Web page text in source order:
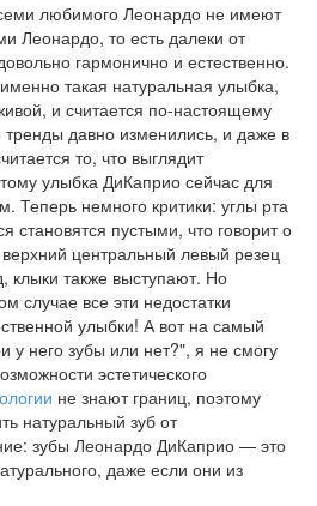
любимого Леонардо не имеют
Леонардо, то есть далеки от
гармонично и естественно.
такая натуральная улыбка,
и считается по-настоящему
тренды давно изменились, и даже в
то, что выглядит
улыбка ДиКаприо сейчас для
Теперь немного критики: углы рта
становятся пустыми, что говорит о
центральный левый резец
клыки также выступают. Но
случае все эти недостатки
улыбки! А вот на самый
у него зубы или нет?", я не смогу
эстетического
не знают границ, поэтому
натуральный зуб от
зубы Леонардо ДиКаприо — это
даже если они из